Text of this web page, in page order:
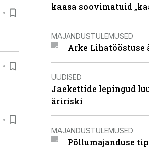
kaasa soovimatuid
MAJANDUSTULEMUSED
Arke Lihatööstuse
UUDISED
Jaekettide lepingud
äririski
MAJANDUSTULEMUSED
Põllumajanduse